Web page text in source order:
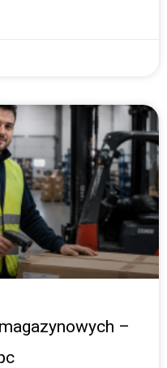
–